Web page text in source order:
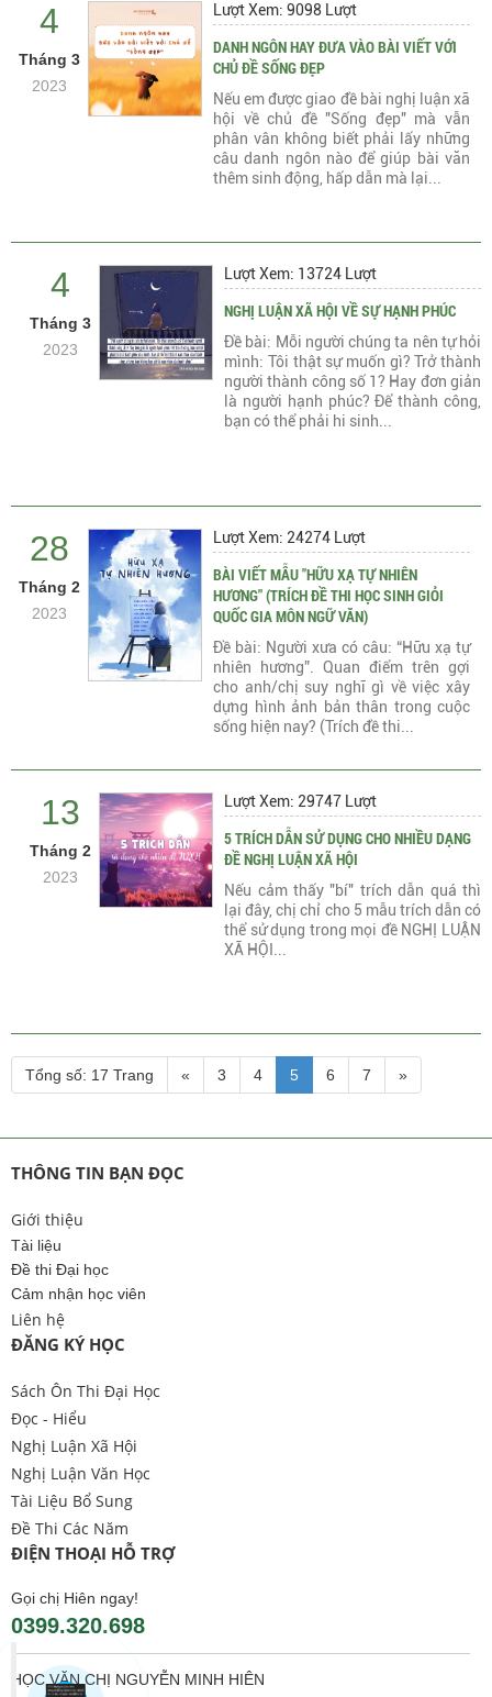
4
Tháng 3
2023
Lượt Xem: 9098 Lượt
DANH NGÔN HAY ĐƯA VÀO BÀI VIẾT VỚI
CHỦ ĐỀ SỐNG ĐẸP
Nếu em được giao đề bài nghị luận xã
hội về chủ đề "Sống đẹp" mà vẫn
phân vân không biết phải lấy những
câu danh ngôn nào để giúp bài văn
thêm sinh động, hấp dẫn mà lại...
4
Tháng 3
2023
Lượt Xem: 13724 Lượt
NGHỊ LUẬN XÃ HỘI VỀ SỰ HẠNH PHÚC
Đề bài: Mỗi người chúng ta nên tự hỏi
mình: Tôi thật sự muốn gì? Trở thành
người thành công số 1? Hay đơn giản
là người hạnh phúc? Để thành công,
bạn có thể phải hi sinh...
28
Tháng 2
2023
Lượt Xem: 24274 Lượt
BÀI VIẾT MẪU "HỮU XẠ TỰ NHIÊN
HƯƠNG" (TRÍCH ĐỀ THI HỌC SINH GIỎI
QUỐC GIA MÔN NGỮ VĂN)
Đề bài: Người xưa có câu: “Hữu xạ tự
nhiên hương”. Quan điểm trên gợi
cho anh/chị suy nghĩ gì về việc xây
dựng hình ảnh bản thân trong cuộc
sống hiện nay? (Trích đề thi...
13
Tháng 2
2023
Lượt Xem: 29747 Lượt
5 TRÍCH DẪN SỬ DỤNG CHO NHIỀU DẠNG
ĐỀ NGHỊ LUẬN XÃ HỘI
Nếu cảm thấy "bí" trích dẫn quá thì
lại đây, chị chỉ cho 5 mẫu trích dẫn có
thể sử dụng trong mọi đề NGHỊ LUẬN
XÃ HỘI...
Tổng số: 17 Trang « 3 4 5 6 7 »
THÔNG TIN BẠN ĐỌC
Giới thiệu
Tài liệu
Đề thi Đại học
Cảm nhận học viên
Liên hệ
ĐĂNG KÝ HỌC
Sách Ôn Thi Đại Học
Đọc - Hiểu
Nghị Luận Xã Hội
Nghị Luận Văn Học
Tài Liệu Bổ Sung
Đề Thi Các Năm
ĐIỆN THOẠI HỖ TRỢ
Gọi chị Hiên ngay!
0399.320.698
HỌC VĂN CHỊ NGUYỄN MINH HIÊN